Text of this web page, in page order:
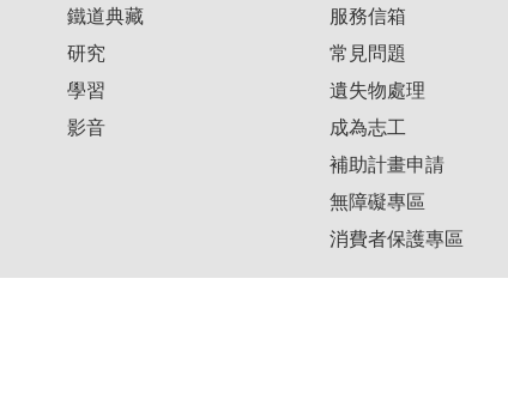
鐵道典藏
研究
學習
影音
服務信箱
常見問題
遺失物處理
成為志工
補助計畫申請
無障礙專區
消費者保護專區